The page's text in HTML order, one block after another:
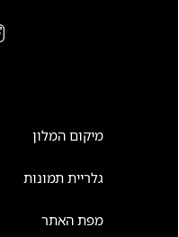
מיקום המלון
גלריית תמונות
מפת האתר